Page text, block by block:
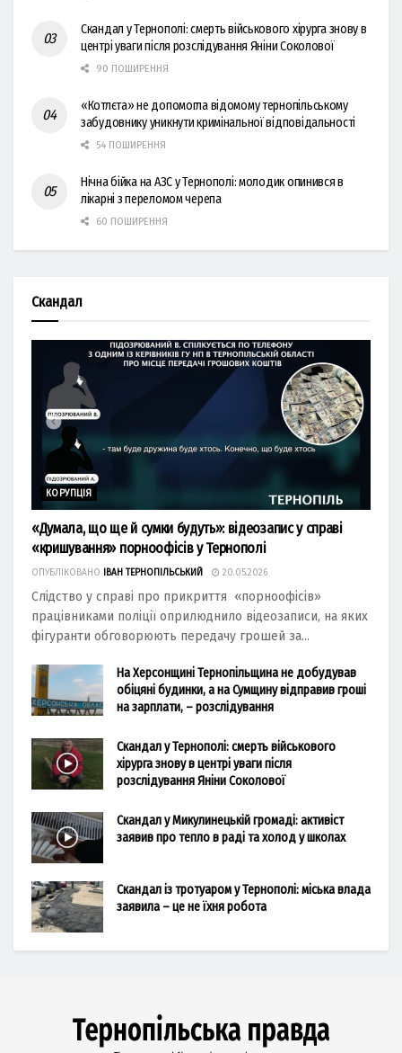
Скандал у Тернополі: смерть військового хірурга знову в
центрі уваги після розслідування Яніни Соколової
90 ПОШИРЕННЯ
«Котлєта» не допомогла відомому тернопільському
забудовнику уникнути кримінальної відповідальності
54 ПОШИРЕННЯ
Нічна бійка на АЗС у Тернополі: молодик опинився в
лікарні з переломом черепа
60 ПОШИРЕННЯ
Скандал
КОРУПЦІЯ
«Думала, що ще й сумки будуть»: відеозапис у справі
«кришування» порноофісів у Тернополі
ОПУБЛІКОВАНО ІВАН ТЕРНОПІЛЬСЬКИЙ 20.05.2026
Слідство у справі про прикриття «порноофісів»
працівниками поліції оприлюднило відеозаписи, на яких
фігуранти обговорюють передачу грошей за...
На Херсонщині Тернопільщина не добудував
обіцяні будинки, а на Сумщину відправив гроші
на зарплати, – розслідування
Скандал у Тернополі: смерть військового
хірурга знову в центрі уваги після
розслідування Яніни Соколової
Скандал у Микулинецькій громаді: активіст
заявив про тепло в раді та холод у школах
Скандал із тротуаром у Тернополі: міська влада
заявила – це не їхня робота